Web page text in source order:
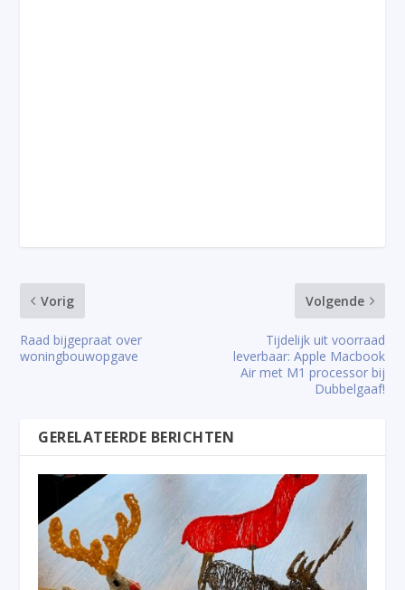
Vorig
Raad bijgepraat over
woningbouwopgave
Volgende
Tijdelijk uit voorraad
leverbaar: Apple Macbook
Air met M1 processor bij
Dubbelgaaf!
GERELATEERDE BERICHTEN